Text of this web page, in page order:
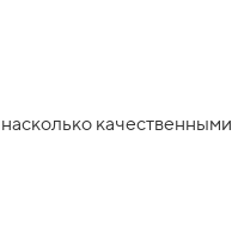
качественными